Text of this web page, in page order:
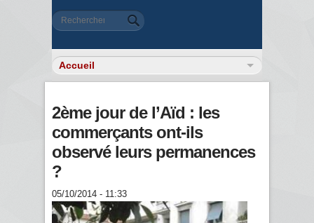
Formulaire de recherche
Rechercher
2ème jour de l’Aïd : les
commerçants ont-ils
observé leurs permanences
?
05/10/2014 - 11:33